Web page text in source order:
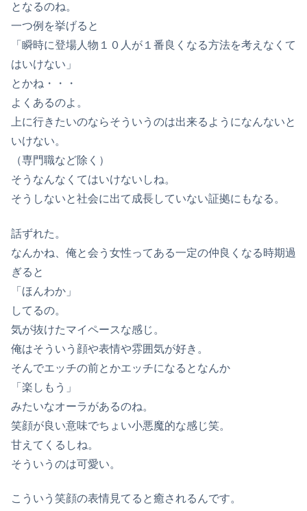
となるのね。
一つ例を挙げると
「瞬時に登場人物１０人が１番良くなる方法を考えなくて
はいけない」
とかね・・・
よくあるのよ。
上に行きたいのならそういうのは出来るようになんないと
いけない。
（専門職など除く）
そうなんなくてはいけないしね。
そうしないと社会に出て成長していない証拠にもなる。
話ずれた。
なんかね、俺と会う女性ってある一定の仲良くなる時期過
ぎると
「ほんわか」
してるの。
気が抜けたマイペースな感じ。
俺はそういう顔や表情や雰囲気が好き。
そんでエッチの前とかエッチになるとなんか
「楽しもう」
みたいなオーラがあるのね。
笑顔が良い意味でちょい小悪魔的な感じ笑。
甘えてくるしね。
そういうのは可愛い。
こういう笑顔の表情見てると癒されるんです。